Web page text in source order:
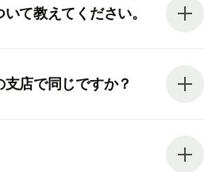
て教えてください。
店で同じですか？